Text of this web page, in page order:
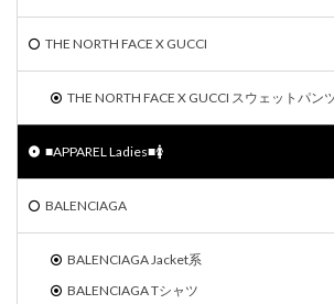
THE NORTH FACE X GUCCI
THE NORTH FACE X GUCCI スウェットパン
■APPAREL Ladies■🚺
BALENCIAGA
BALENCIAGA Jacket系
BALENCIAGA Tシャツ